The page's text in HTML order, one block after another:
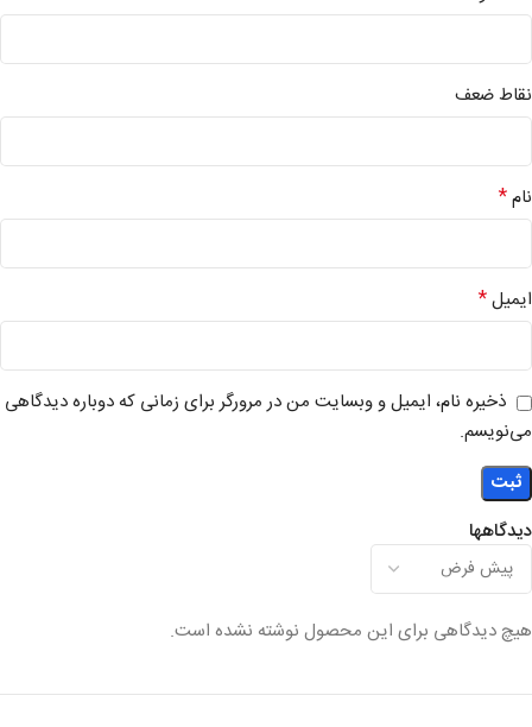
دیدگاهها
هیچ دیدگاهی برای این محصول نوشته نشده است.
نقاط ضعف
نام*
ایمیل*
ذخیره نام، ایمیل و وبسایت من در مرورگر برای زمانی که دوباره دیدگاهی
می‌نویسم.